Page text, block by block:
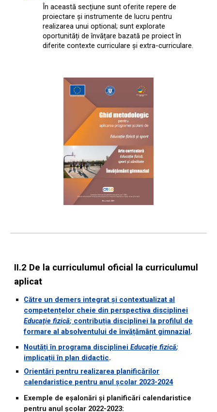
În această secțiune sunt oferite repere de
proiectare și instrumente de lucru pentru
realizarea unui optional; sunt explorate
oportunități de învățare bazată pe proiect în
diferite contexte curriculare și extra-curriculare.
II.2 De la curriculumul oficial la curriculumul
aplicat
Către un demers integrat și contextualizat al
competențelor cheie din perspectiva disciplinei
Educaţiefizică; contribuția disciplinei la profilul de
formare al absolventului de învățământ gimnazial.
Noutăți în programa disciplineiEducaţiefizică;
implicații în plan didactic.
Orientări pentru realizarea planificărilor
calendaristice pentru anul școlar 2023-2024
Exemple de eșalonări și planificări calendaristice
pentru anul școlar 2022-2023: